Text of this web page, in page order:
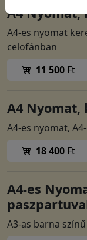
A4
A4-es nyomat
celofánban
11 500 Ft
A4 Nyomat,
A4-es nyomat,
18 400 Ft
A4-es
A3-as barna